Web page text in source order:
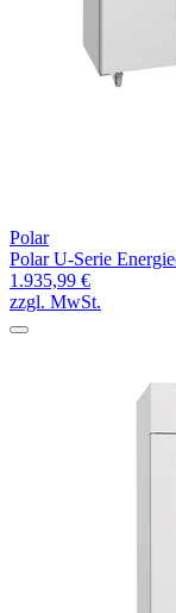
Polar
Polar U-Serie
1.935,99 €
zzgl. MwSt.